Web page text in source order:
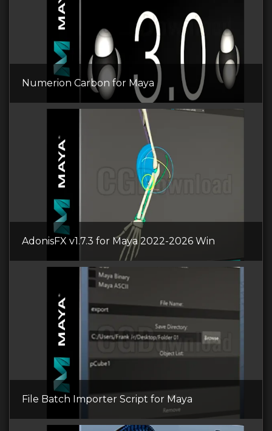
Numerion Carbon for Maya
AdonisFX v1.7.3 for Maya 2022-2026 Win
File Batch Importer Script for Maya